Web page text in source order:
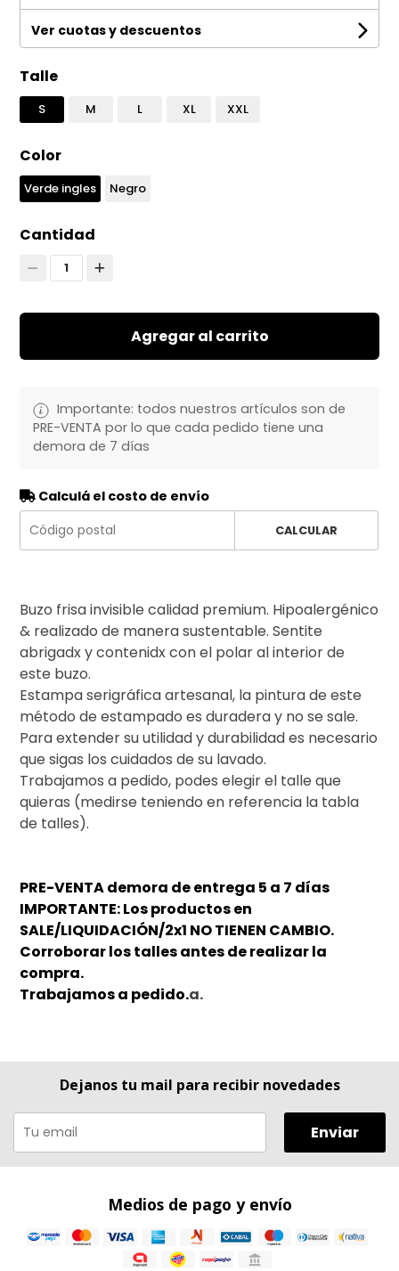
Ver cuotas y descuentos
Talle
S M L XL XXL
Color
Verde ingles Negro
Cantidad
1
Agregar al carrito
Importante: todos nuestros artículos son de
PRE-VENTA por lo que cada pedido tiene una
demora de 7 días
Calculá el costo de envío
CALCULAR
Buzo frisa invisible calidad premium. Hipoalergénico
& realizado de manera sustentable. Sentite
abrigadx y contenidx con el polar al interior de
este buzo.
Estampa serigráfica artesanal, la pintura de este
método de estampado es duradera y no se sale.
Para extender su utilidad y durabilidad es necesario
que sigas los cuidados de su lavado.
Trabajamos a pedido, podes elegir el talle que
quieras (medirse teniendo en referencia la tabla
de talles).
PRE-VENTA demora de entrega 5 a 7 días
IMPORTANTE: Los productos en
SALE/LIQUIDACIÓN/2x1 NO TIENEN CAMBIO.
Corroborar los talles antes de realizar la
compra.
Trabajamos a pedido.a.
Dejanos tu mail para recibir novedades
Enviar
Medios de pago y envío